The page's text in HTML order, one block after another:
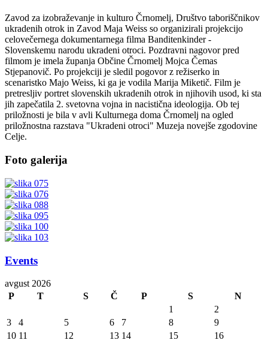
Zavod za izobraževanje in kulturo Črnomelj, Društvo taboriščnikov
ukradenih otrok in Zavod Maja Weiss so organizirali projekcijo
celovečernega dokumentarnega filma Banditenkinder -
Slovenskemu narodu ukradeni otroci. Pozdravni nagovor pred
filmom je imela županja Občine Črnomelj Mojca Čemas
Stjepanovič. Po projekciji je sledil pogovor z režiserko in
scenaristko Majo Weiss, ki ga je vodila Marija Miketič. Film je
pretresljiv portret slovenskih ukradenih otrok in njihovih usod, ki sta
jih zapečatila 2. svetovna vojna in nacistična ideologija. Ob tej
priložnosti je bila v avli Kulturnega doma Črnomelj na ogled
priložnostna razstava "Ukradeni otroci" Muzeja novejše zgodovine
Celje.
Foto galerija
Events
avgust 2026
P
T S Č P S
N
1
2
3
4 5 6 7 8
9
10 11 12 13 14 15 16